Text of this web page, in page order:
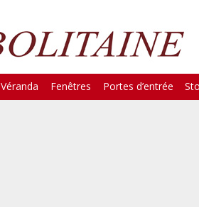
Véranda Fenêtres Portes d’entrée